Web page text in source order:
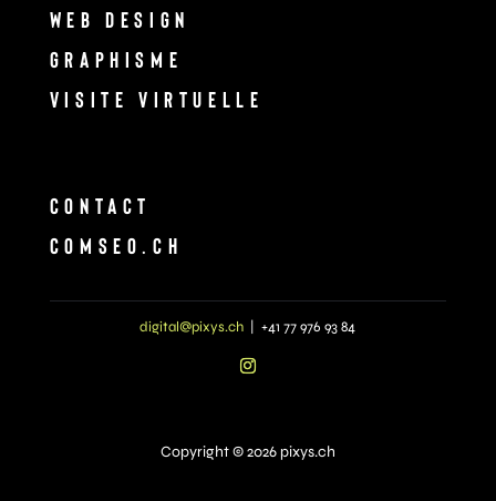
WEB DESIGN
GRAPHISME
VISITE VIRTUELLE
CONTACT
COMSEO.CH
digital@pixys.ch | +41 77 976 93 84
Copyright © 2026 pixys.ch